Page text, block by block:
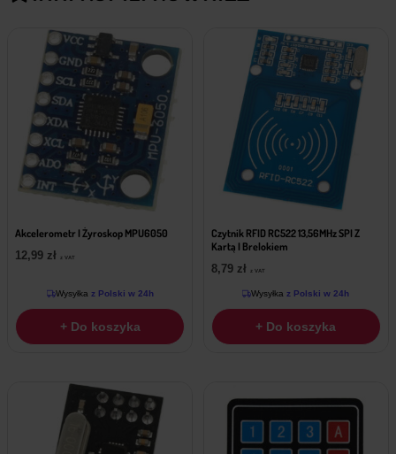
Akcelerometr I Żyroskop MPU6050
12,99 zł z VAT
Wysyłka z Polski w 24h
+ Do koszyka
Czytnik RFID RC522 13,56MHz SPI Z
Kartą I Brelokiem
8,79 zł z VAT
Wysyłka z Polski w 24h
+ Do koszyka